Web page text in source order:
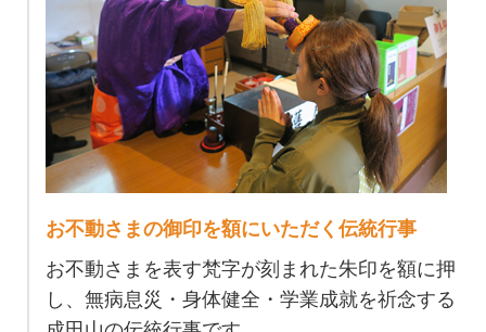
お不動さまの御印を額にいただく伝統行事
お不動さまを表す梵字が刻まれた朱印を額に押
し、無病息災・身体健全・学業成就を祈念する